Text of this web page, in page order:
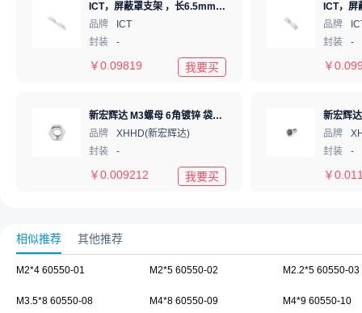
ICT，屏蔽罩支架 ，长6.5mm*高1.22mm，ICSRC6508-030SFR
品牌
ICT
封装
-
￥0.09819 我要买
品牌
封装
-
￥
新宏辉达 M3螺母 6角镀锌 袋装 hexagon nut M3
品牌
XHHD(新宏辉达)
封装
-
￥0.009212 我要买
品牌
封装
-
￥
相似推荐 其他推荐
M2*4 60550-01 M2*5 60550-02 M2.2*5 60550-03
M3.5*8 60550-08 M4*8 60550-09 M4*9 60550-10